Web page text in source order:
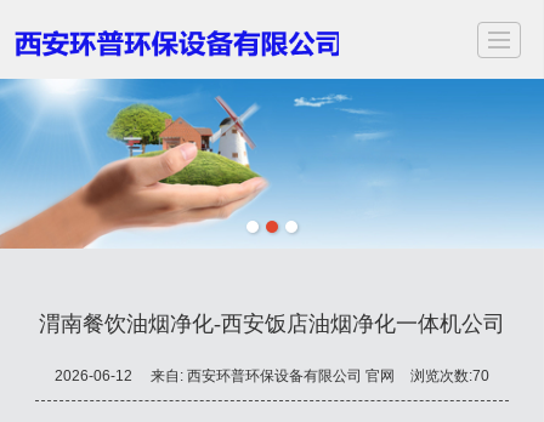
首页 关于我们服务项目 应用领域案例展示
渭南餐饮油烟净化-西安饭店油烟净化一体机公司
2026-06-12 来自:西安环普环保设备有限公司 官网 浏览次数:70